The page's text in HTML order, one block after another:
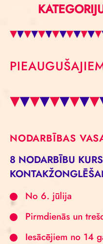
NODARBĪBAS
8 NODARBĪBU
No 6. jūlija
Pirmdienās un
Iesācējiem no 14